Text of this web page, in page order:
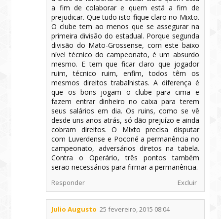
a fim de colaborar e quem está a fim de
prejudicar. Que tudo isto fique claro no Mixto.
O clube tem ao menos que se assegurar na
primeira divisão do estadual. Porque segunda
divisão do Mato-Grossense, com este baixo
nível técnico do campeonato, é um absurdo
mesmo. E tem que ficar claro que jogador
ruim, técnico ruim, enfim, todos têm os
mesmos direitos trabalhistas. A diferença é
que os bons jogam o clube para cima e
fazem entrar dinheiro no caixa para terem
seus salários em dia. Os ruins, como se vê
desde uns anos atrás, só dão prejuízo e ainda
cobram direitos. O Mixto precisa disputar
com Luverdense e Poconé a permanência no
campeonato, adversários diretos na tabela.
Contra o Operário, três pontos também
serão necessários para firmar a permanência.
Responder Excluir
Julio Augusto 25 fevereiro, 2015 08:04